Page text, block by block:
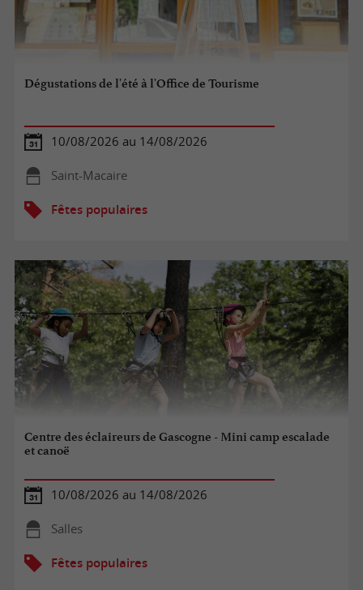
Dégustations de l'été à l'Office de Tourisme
10/08/2026 au 14/08/2026
Saint-Macaire
Fêtes populaires
Centre des éclaireurs de Gascogne - Mini camp escalade
et canoë
10/08/2026 au 14/08/2026
Salles
Fêtes populaires